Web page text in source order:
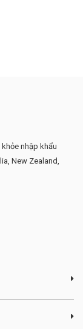
nhập khẩu
New Zealand,